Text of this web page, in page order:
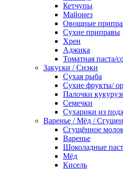
Кетчупы
Майонез
Овощные
Сухие приправы
Хрен
Аджика
Томатная паста/
Закуски / Снэки
Сухая рыба
Сухие фрукты/
Палочки
Семечки
Сухарики из
Варенье / Мёд /
Сгущённое
Варенье
Шоколадные
Мёд
Кисель